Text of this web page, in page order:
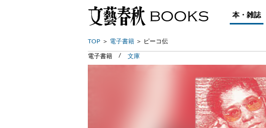
本・雑誌
TOP 電子書籍 ピーコ伝
電子書籍 文庫